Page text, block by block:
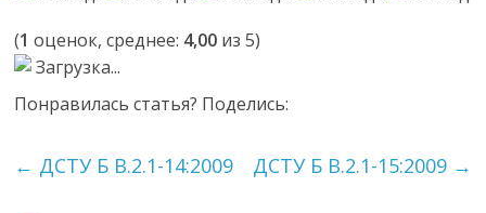
(1 оценок, среднее: 4,00 из 5)
Загрузка...
Понравилась статья? Поделись:
← ДСТУ Б В.2.1-14:2009 ДСТУ Б В.2.1-15:2009 →